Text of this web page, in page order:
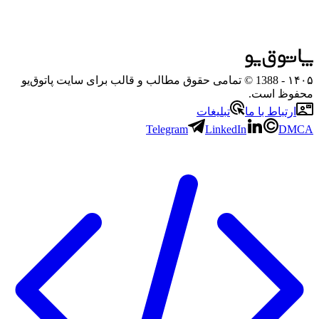
۱۴۰۵
- 1388 © تمامی حقوق مطالب و قالب برای سایت پاتوق‌یو
محفوظ است.
ارتباط با ما
تبلیغات
Telegram
LinkedIn DMCA